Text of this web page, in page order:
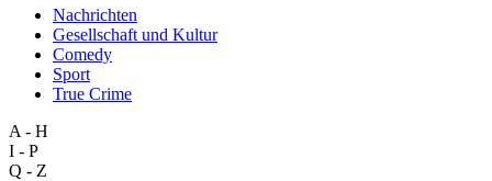
Nachrichten
Gesellschaft und Kultur
Comedy
Sport
True Crime
A - H
I - P
Q - Z